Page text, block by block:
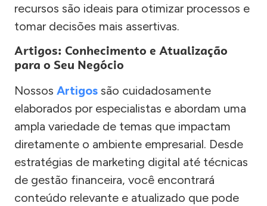
recursos são ideais para otimizar processos e
tomar decisões mais assertivas.
Artigos: Conhecimento e Atualização
para o Seu Negócio
Nossos Artigos são cuidadosamente
elaborados por especialistas e abordam uma
ampla variedade de temas que impactam
diretamente o ambiente empresarial. Desde
estratégias de marketing digital até técnicas
de gestão financeira, você encontrará
conteúdo relevante e atualizado que pode